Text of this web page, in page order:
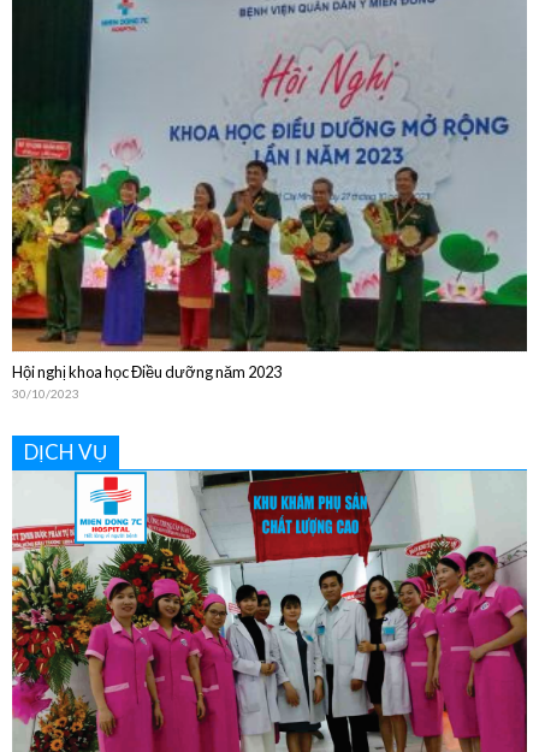
Bệnh viện Quân Dân Y Miền Đông sinh hoạt Khoa học Kỹ thuật thường niên
20/12/2024
Hội nghị khoa học Điều dưỡng năm 2023
30/10/2023
DỊCH VỤ